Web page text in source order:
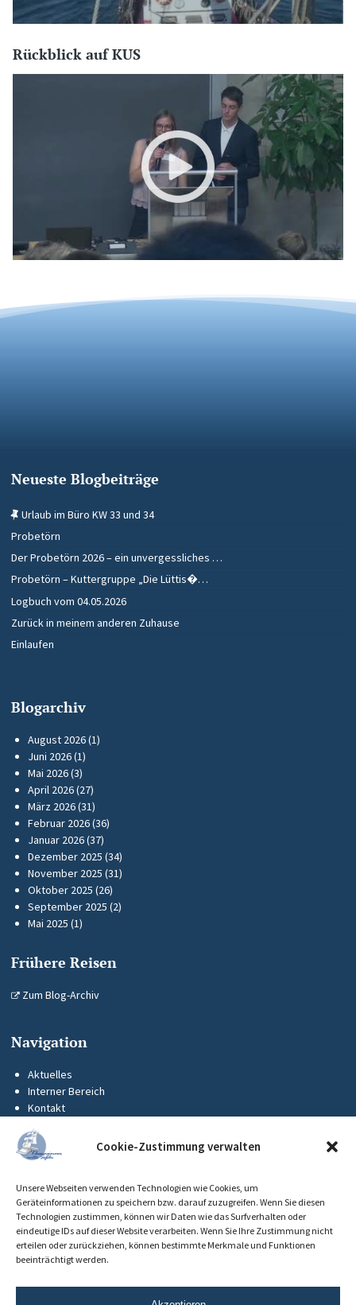
Cookie-Zustimmung verwalten
Unsere Webseiten verwenden Technologien wie Cookies, um
Geräteinformationen zu speichern bzw. darauf zuzugreifen. Wenn Sie diesen
Technologien zustimmen, können wir Daten wie das Surfverhalten oder
eindeutige IDs auf dieser Website verarbeiten. Wenn Sie Ihre Zustimmung nicht
erteilen oder zurückziehen, können bestimmte Merkmale und Funktionen
beeinträchtigt werden.
Rückblick auf KUS
Neueste Blogbeiträge
Urlaub im Büro KW 33 und 34
Probetörn
Der Probetörn 2026 – ein unvergessliches …
Probetörn – Kuttergruppe „Die Lüttis�…
Logbuch vom 04.05.2026
Zurück in meinem anderen Zuhause
Einlaufen
Blogarchiv
August 2026(1)
Juni 2026(1)
Mai 2026(3)
April 2026(27)
März 2026(31)
Februar 2026(36)
Januar 2026(37)
Dezember 2025 (34)
November 2025 (31)
Oktober 2025 (26)
September 2025 (2)
Mai 2025 (1)
Frühere Reisen
Zum Blog-Archiv
Navigation
Aktuelles
Interner Bereich
Kontakt
Impressum
Datenschutz
Cookie-Richtlinie (EU)